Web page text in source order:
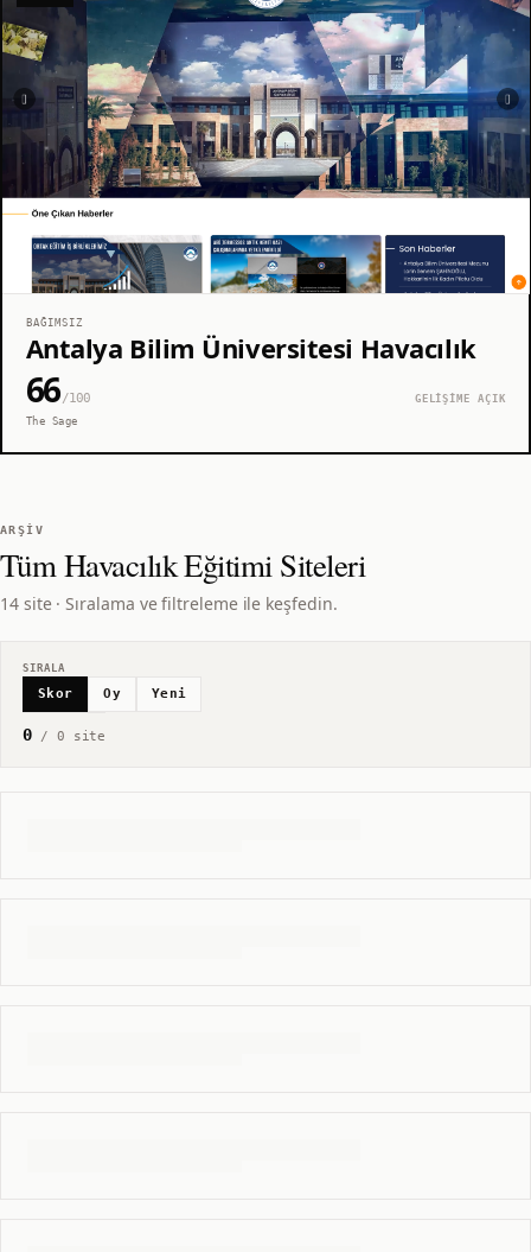
BAĞIMSIZ
Antalya Bilim Üniversitesi Havacılık
66/100
GELİŞİME AÇIK
The Sage
ARŞIV
TümHavacılık EğitimiSiteleri
14 site · Sıralama ve filtreleme ile keşfedin.
SIRALA
Skor Oy Yeni
0/ 0 site